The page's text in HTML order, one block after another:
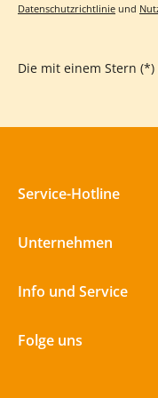
leuchtend rote
Datenschutzrichtlinie und
Die mit einem Stern
Service-Hotline
Unternehmen
Info und Service
Folge uns